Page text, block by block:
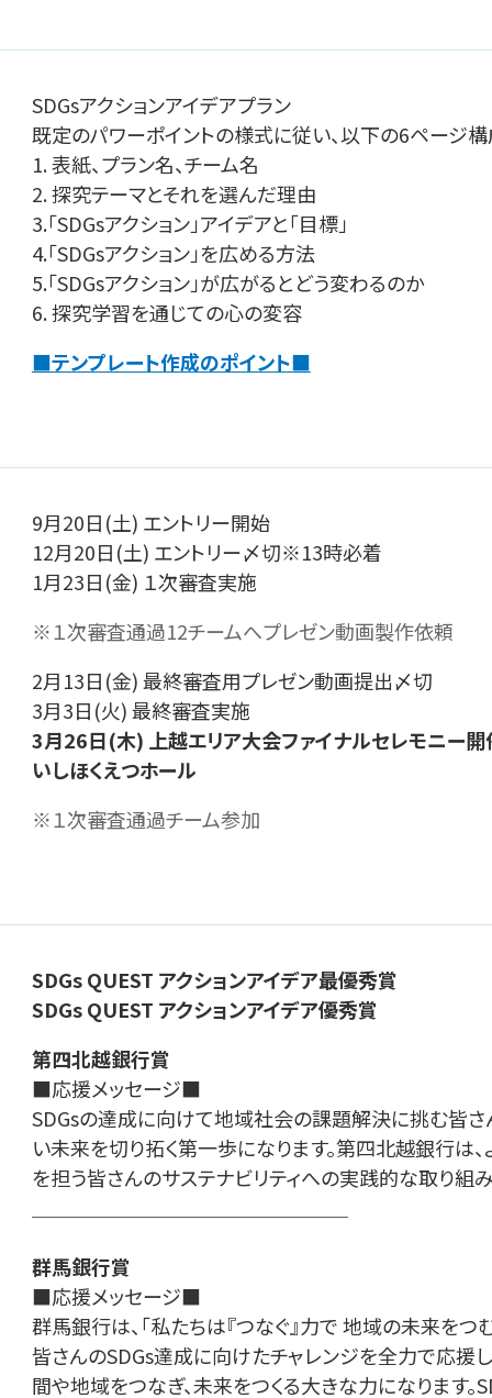
SDGsアクションアイデアプラン
既定のパワーポイントの様式に従い、以下の6ページ
1. 表紙、プラン名、チーム名
2. 探究テーマとそれを選んだ理由
3.「SDGsアクション」アイデアと「目標」
4.「SDGsアクション」を広める方法
5.「SDGsアクション」が広がるとどう変わるのか
6. 探究学習を通じての心の変容
■テンプレート作成のポイント■
9月20日(土) エントリー開始
12月20日(土) エントリー〆切※13時必着
1月23日(金) １次審査実施
※１次審査通過12チームへプレゼン動画製作依頼
2月13日(金) 最終審査用プレゼン動画提出〆切
3月3日(火) 最終審査実施
3月26日(木) 上越エリア大会ファイナルセレモニー
いしほくえつホール
※１次審査通過チーム参加
SDGs QUEST アクションアイデア最優秀賞
SDGs QUEST アクションアイデア優秀賞
第四北越銀行賞
■応援メッセージ■
SDGsの達成に向けて地域社会の課題解決に挑む皆さ
い未来を切り拓く第一歩になります。第四北越銀行は
を担う皆さんのサステナビリティへの実践的な取り組
群馬銀行賞
■応援メッセージ■
群馬銀行は、「私たちは『つなぐ』力で 地域の未来をつ
皆さんのSDGs達成に向けたチャレンジを全力で応援
間や地域をつなぎ、未来をつくる大きな力になります